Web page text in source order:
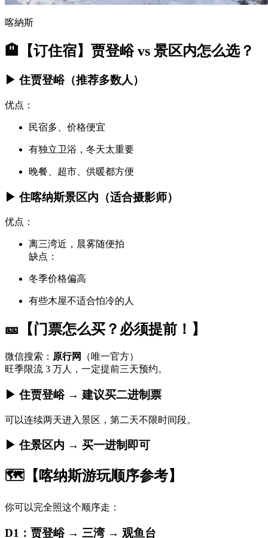
喀納斯
🏨【订住宿】贾登峪 vs 景区内怎么选？
▶ 住贾登峪（推荐多数人）
优点：
民宿多、价格便宜
有独立卫浴，冬天太重要
晚餐、超市、供暖都方便
▶ 住喀纳斯景区内（适合摄影师）
优点：
离三湾近，晨雾随便拍
缺点：
冬季价格偏高
有些木屋不适合怕冷的人
🎫【门票怎么买？必须提前！】
微信搜索： 原行网
（唯一官方）
旺季限流 3 万人，一定提前三天预约。
▶ 住贾登峪 → 建议买二进制票
可以连续两天进入景区，第二天不限时间段。
▶ 住景区内 → 买一进制即可
🗺️【喀纳斯游玩顺序参考】
你可以完全照这个顺序走：
D1：贾登峪 → 三湾 → 观鱼台